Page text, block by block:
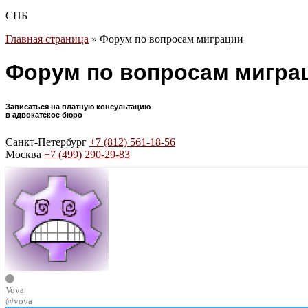
СПБ
Главная страница » Форум по вопросам миграции
Форум по вопросам
Записаться на платную консультацию
в адвокатское бюро
Санкт-Петербург +7 (812) 561-18-56
Москва +7 (499) 290-29-83
Vova
@vova